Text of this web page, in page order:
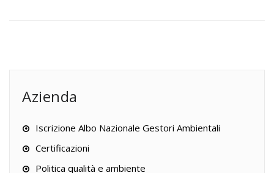
Azienda
Iscrizione Albo Nazionale Gestori Ambientali
Certificazioni
Politica qualità e ambiente